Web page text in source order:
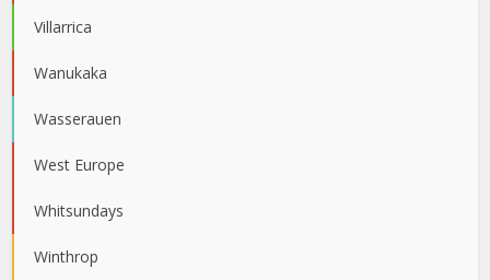
Villarrica
Wanukaka
Wasserauen
West Europe
Whitsundays
Winthrop